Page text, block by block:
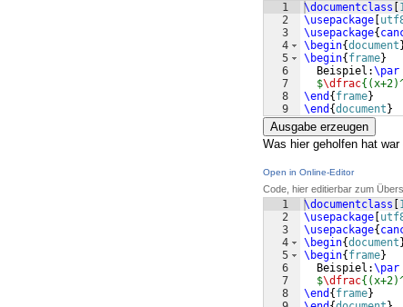
1
2
3
4
5
6
7
8
9
\documentclass
\usepackage
\usepackage{
\begin{document
\begin{ frame}
  Beispiel:
\par
$\dfrac
\end { frame}
\end {document }
Ausgabe erzeugen
Was hier geholfen hat war
Open in Online-Editor
Code, hier editierbar zum
1
2
3
4
5
6
7
8
\documentclass
\usepackage
\usepackage{
\begin{document
\begin{ frame}
  Beispiel:
\par
$\dfrac
\end { frame}